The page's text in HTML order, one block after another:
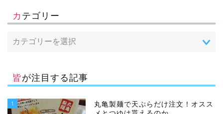
カテゴリー
皆が注目する記事
1
丸亀製麺で天ぷらだけ注文！オスス